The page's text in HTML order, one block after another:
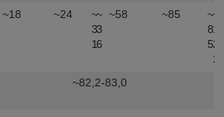
~18 ~24
~
3
1
~
3
6
~58 ~85
~
8
5
~
1
2
2
~82,2-83,0